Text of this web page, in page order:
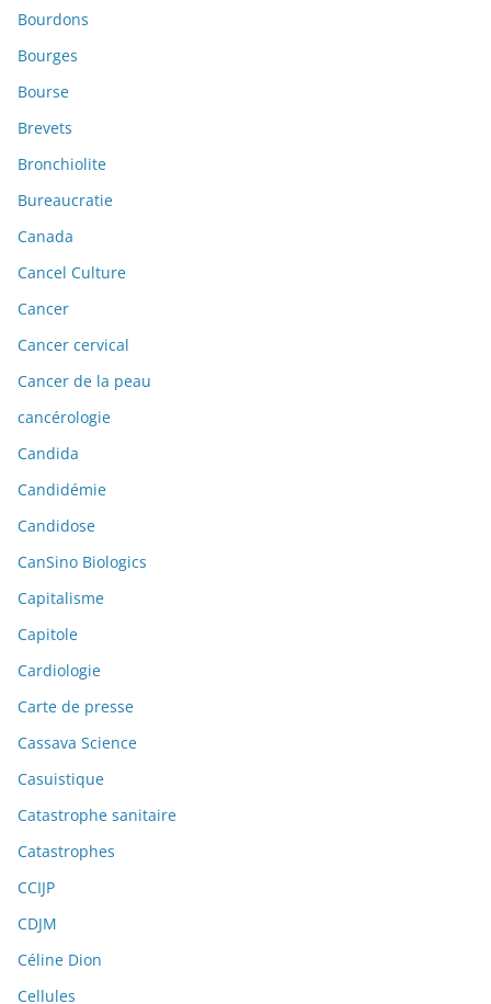
Bourdons
Bourges
Bourse
Brevets
Bronchiolite
Bureaucratie
Canada
Cancel Culture
Cancer
Cancer cervical
Cancer de la peau
cancérologie
Candida
Candidémie
Candidose
CanSino Biologics
Capitalisme
Capitole
Cardiologie
Carte de presse
Cassava Science
Casuistique
Catastrophe sanitaire
Catastrophes
CCIJP
CDJM
Céline Dion
Cellules